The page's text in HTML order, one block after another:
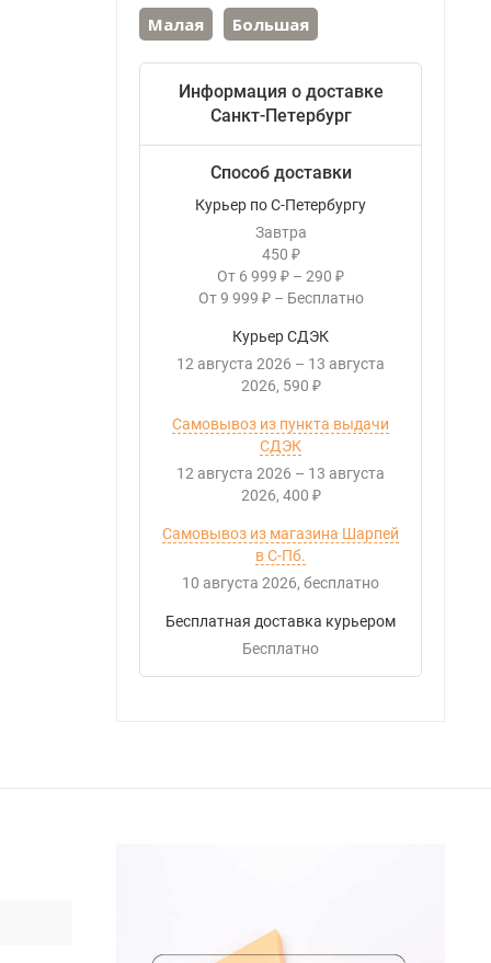
Малая Большая
Информация о доставке
Санкт-Петербург
Способ доставки
Курьер по С-Петербургу
Завтра
450 ₽
От 6 999 ₽ – 290 ₽
От 9 999 ₽ – Бесплатно
Курьер СДЭК
12 августа 2026 – 13 августа
2026 590 ₽
Самовывоз из пункта выдачи
СДЭК
12 августа 2026 – 13 августа
2026 400 ₽
Самовывоз из магазина Шарпей
в С-Пб.
10 августа 2026
Бесплатно
Бесплатная доставка курьером
Бесплатно